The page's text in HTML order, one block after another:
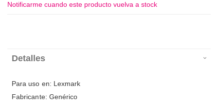
Notificarme cuando este producto vuelva a stock
Detalles
Para uso en: Lexmark
Fabricante: Genérico